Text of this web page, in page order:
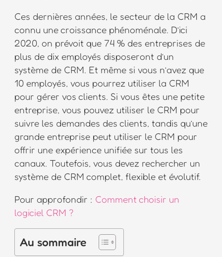
Ces dernières années, le secteur de la CRM a
connu une croissance phénoménale. D’ici
2020, on prévoit que 74 % des entreprises de
plus de dix employés disposeront d’un
système de CRM. Et même si vous n’avez que
10 employés, vous pourrez utiliser la CRM
pour gérer vos clients. Si vous êtes une petite
entreprise, vous pouvez utiliser le CRM pour
suivre les demandes des clients, tandis qu’une
grande entreprise peut utiliser le CRM pour
offrir une expérience unifiée sur tous les
canaux. Toutefois, vous devez rechercher un
système de CRM complet, flexible et évolutif.
Pour approfondir : Comment choisir un
logiciel CRM ?
Au sommaire